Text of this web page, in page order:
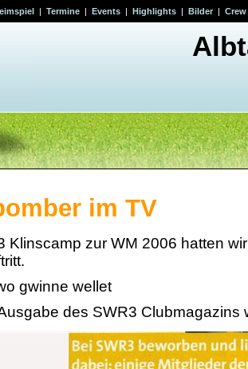
| Termine| Events| Highlights| Bilder| Crew
im TV
Klinscamp zur WM 2006 hatten
gwinne wellet
des SWR3 Clubmagazins